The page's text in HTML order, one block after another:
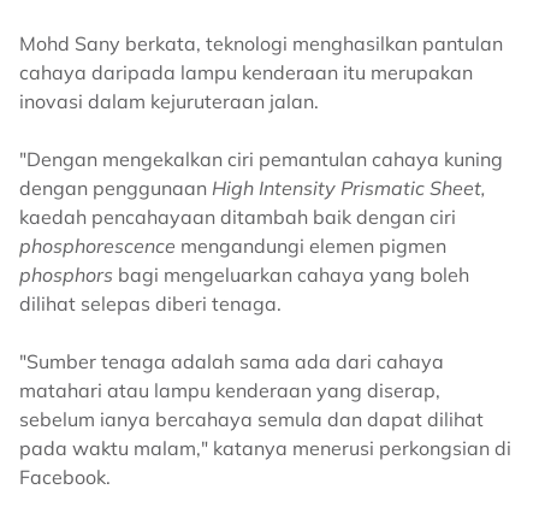
Mohd Sany berkata, teknologi menghasilkan pantulan
cahaya daripada lampu kenderaan itu merupakan
inovasi dalam kejuruteraan jalan.
"Dengan mengekalkan ciri pemantulan cahaya kuning
dengan penggunaan High Intensity Prismatic Sheet,
kaedah pencahayaan ditambah baik dengan ciri
phosphorescence mengandungi elemen pigmen
phosphors bagi mengeluarkan cahaya yang boleh
dilihat selepas diberi tenaga.
"Sumber tenaga adalah sama ada dari cahaya
matahari atau lampu kenderaan yang diserap,
sebelum ianya bercahaya semula dan dapat dilihat
pada waktu malam," katanya menerusi perkongsian di
Facebook.